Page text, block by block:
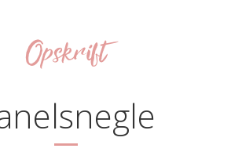
Opskrift